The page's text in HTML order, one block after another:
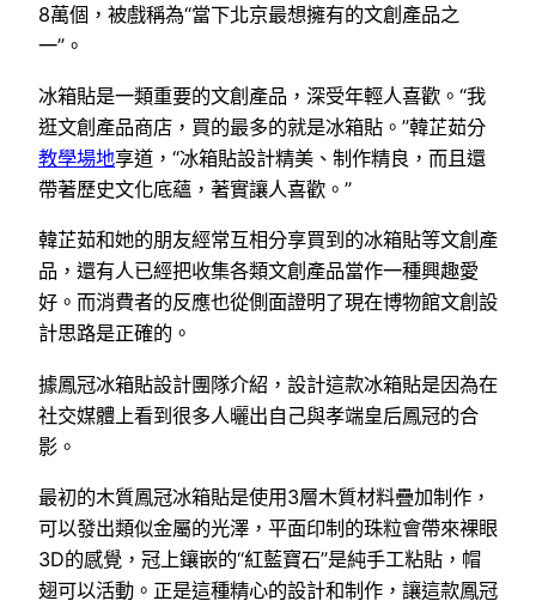
8萬個，被戲稱為“當下北京最想擁有的文創產品之
一”。
冰箱貼是一類重要的文創產品，深受年輕人喜歡。“我
逛文創產品商店，買的最多的就是冰箱貼。”韓芷茹分
教學場地享道，“冰箱貼設計精美、制作精良，而且還
帶著歷史文化底蘊，著實讓人喜歡。”
韓芷茹和她的朋友經常互相分享買到的冰箱貼等文創產
品，還有人已經把收集各類文創產品當作一種興趣愛
好。而消費者的反應也從側面證明了現在博物館文創設
計思路是正確的。
據鳳冠冰箱貼設計團隊介紹，設計這款冰箱貼是因為在
社交媒體上看到很多人曬出自己與孝端皇后鳳冠的合
影。
最初的木質鳳冠冰箱貼是使用3層木質材料疊加制作，
可以發出類似金屬的光澤，平面印制的珠粒會帶來裸眼
3D的感覺，冠上鑲嵌的“紅藍寶石”是純手工粘貼，帽
翅可以活動。正是這種精心的設計和制作，讓這款鳳冠